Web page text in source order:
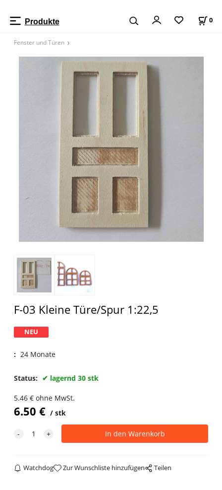
Produkte 0
Fenster und Türen
F-03 Kleine Türe/Spur 1:22,5
NEU
: 24 Monate
Status: lagernd 30 stk
5.46€ ohne MwSt.
6.50 € stk
Watchdog Zur Wunschliste hinzufügen Teilen